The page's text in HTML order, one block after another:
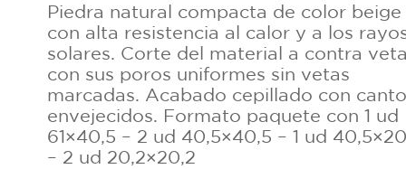
Piedra natural compacta de color beige
con alta resistencia al calor y a los
solares. Corte del material a contra
con sus poros uniformes sin vetas
marcadas. Acabado cepillado con
envejecidos. Formato paquete con 1 ud
61×40,5 – 2 ud 40,5×40,5 – 1 ud
– 2 ud 20,2×20,2